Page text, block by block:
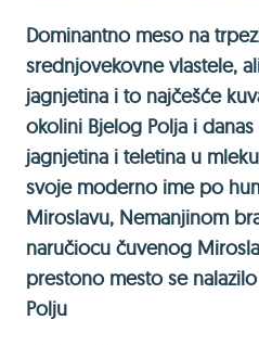
Dominantno meso na
srednjovekovne vlastele,
jagnjetina i to najčešće
okolini Bjelog Polja i
jagnjetina i teletina u
svoje moderno ime po
Miroslavu, Nemanjinom
naručiocu čuvenog
prestono mesto se
Polju